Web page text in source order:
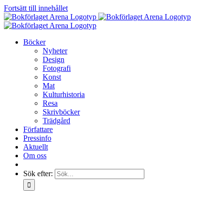
Fortsätt till innehållet
Böcker
Nyheter
Design
Fotografi
Konst
Mat
Kulturhistoria
Resa
Skrivböcker
Trädgård
Författare
Pressinfo
Aktuellt
Om oss
Sök efter: